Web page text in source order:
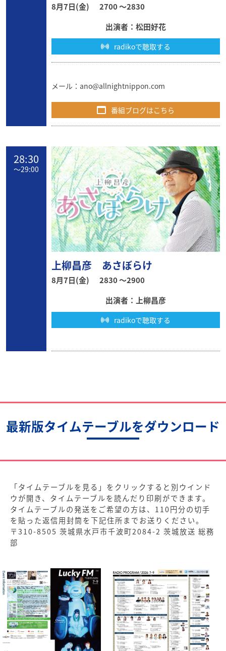
8月7日(金)
2700 〜2830
出演者：松田好花
radikoで聴取する
メール： ano@allnightnippon.com
番組ブログはこちら
28:30
〜29:00
上柳昌彦 あさぼらけ
8月7日(金)
2830 〜2900
出演者：上柳昌彦
radikoで聴取する
最新版タイムテーブルをダウンロード
「タイムテーブルを見る」をクリックすると別ウインド
ウが開き、タイムテーブルを読んだり印刷ができます。
タイムテーブルの発送をご希望の方は、110円分の切手
を貼った返信用封筒を下記住所までお送りください。
〒310-8505 茨城県水戸市千波町2084-2 茨城放送 総務
部